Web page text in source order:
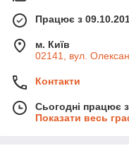
Працює з
м. Київ
02141, вул.
Контакти
Сьогодні працює
Показати весь